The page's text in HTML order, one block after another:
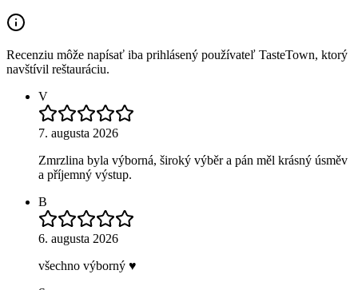
Recenziu môže napísať iba prihlásený používateľ TasteTown, ktorý
navštívil reštauráciu.
V
7. augusta 2026
Zmrzlina byla výborná, široký výběr a pán měl krásný úsměv
a příjemný výstup.
B
6. augusta 2026
všechno výborný ♥️